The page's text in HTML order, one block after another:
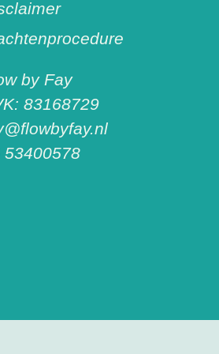
r
a
o
k
by Fay
83168729
53400578